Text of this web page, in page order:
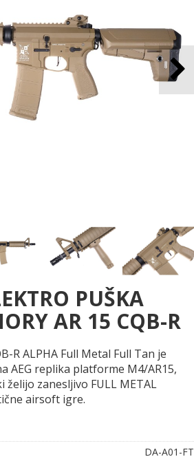
PUŠKA
AR 15 CQB-R
R ALPHA Full Metal Full Tan je
AEG replika platforme M4/AR15,
želijo zanesljivo FULL METAL
airsoft igre.
DA-A01-FT